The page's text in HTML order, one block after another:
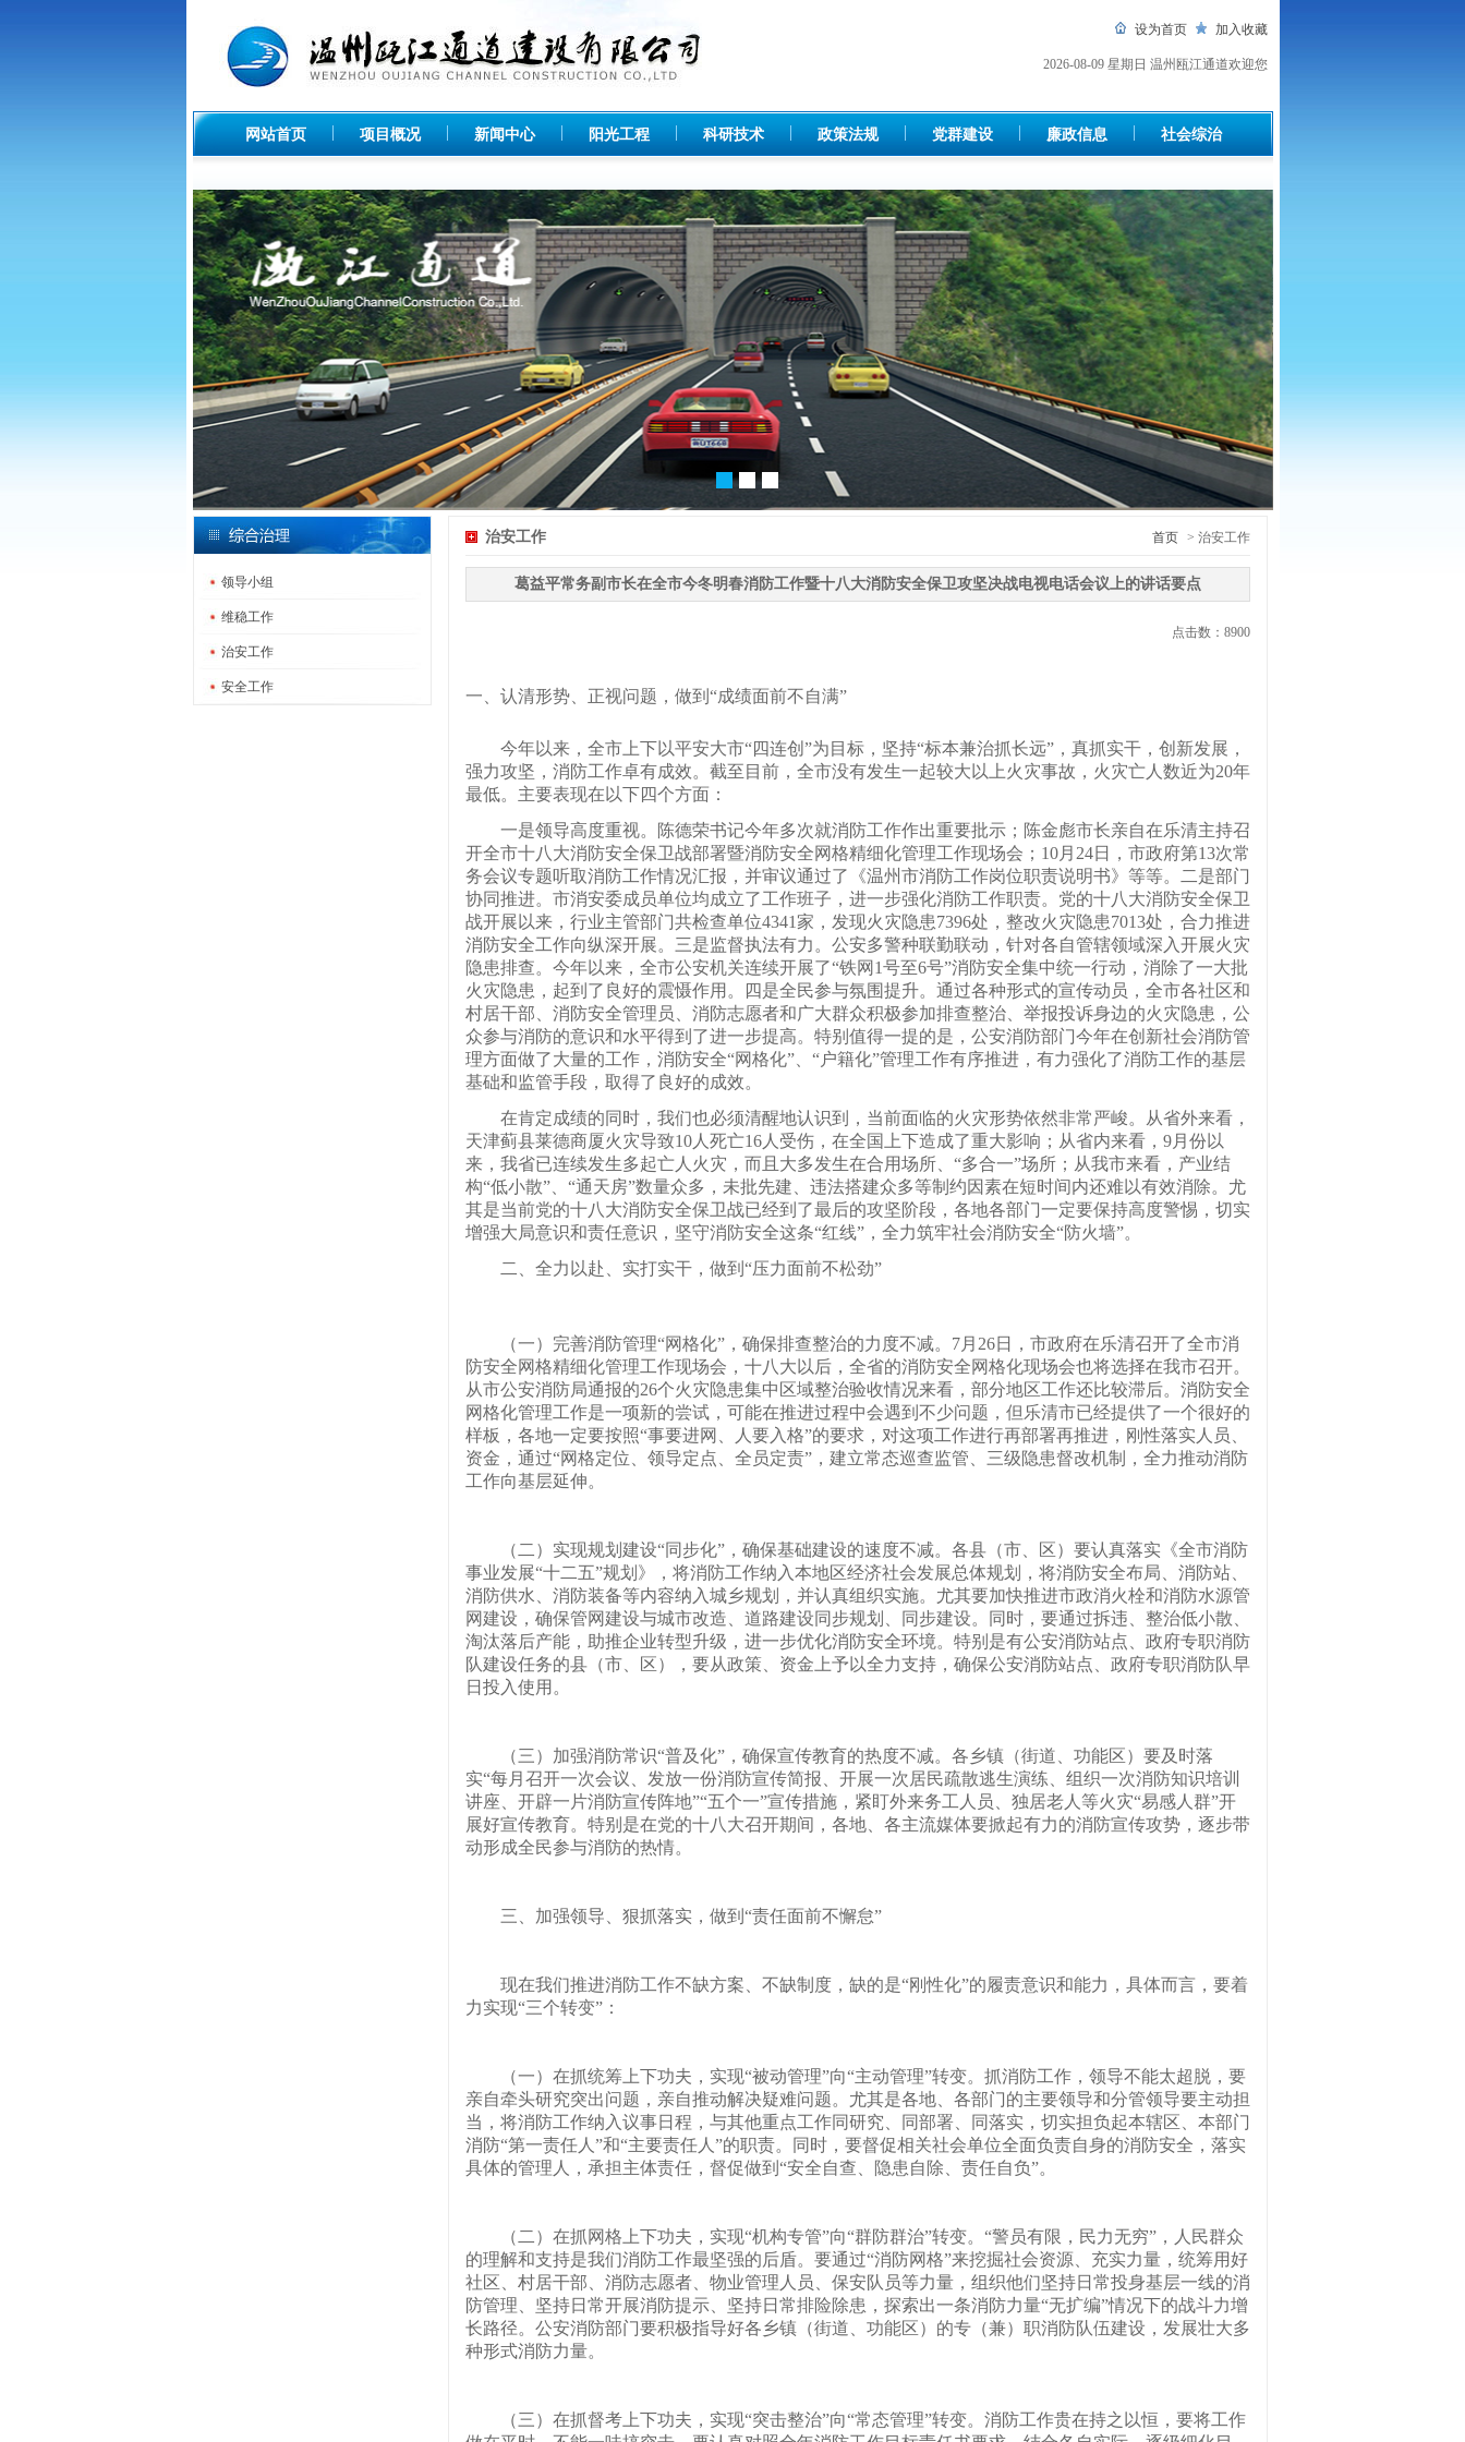
设为首页 加入收藏
2026-08-09 星期日 温州瓯江通道欢迎您
网站首页 项目概况 新闻中心 阳光工程 科研技术 政策法规 党群建设 廉政信息 社会综治
领导小组
维稳工作
治安工作
安全工作
治安工作 首页 > 治安工作
葛益平常务副市长在全市今冬明春消防工作暨十八大消防安全保卫攻坚决战电视电话会议上的讲话要点
点击数： 8900
一、认清形势、正视问题，做到“成绩面前不自满”
今年以来，全市上下以平安大市“四连创”为目标，坚持“标本兼治抓长远”，真抓实干，创新发展，
强力攻坚，消防工作卓有成效。截至目前，全市没有发生一起较大以上火灾事故，火灾亡人数近为20年
最低。主要表现在以下四个方面：
一是领导高度重视。陈德荣书记今年多次就消防工作作出重要批示；陈金彪市长亲自在乐清主持召
开全市十八大消防安全保卫战部署暨消防安全网格精细化管理工作现场会；10月24日，市政府第13次常
务会议专题听取消防工作情况汇报，并审议通过了《温州市消防工作岗位职责说明书》等等。二是部门
协同推进。市消安委成员单位均成立了工作班子，进一步强化消防工作职责。党的十八大消防安全保卫
战开展以来，行业主管部门共检查单位4341家，发现火灾隐患7396处，整改火灾隐患7013处，合力推进
消防安全工作向纵深开展。三是监督执法有力。公安多警种联勤联动，针对各自管辖领域深入开展火灾
隐患排查。今年以来，全市公安机关连续开展了“铁网1号至6号”消防安全集中统一行动，消除了一大批
火灾隐患，起到了良好的震慑作用。四是全民参与氛围提升。通过各种形式的宣传动员，全市各社区和
村居干部、消防安全管理员、消防志愿者和广大群众积极参加排查整治、举报投诉身边的火灾隐患，公
众参与消防的意识和水平得到了进一步提高。特别值得一提的是，公安消防部门今年在创新社会消防管
理方面做了大量的工作，消防安全“网格化”、“户籍化”管理工作有序推进，有力强化了消防工作的基层
基础和监管手段，取得了良好的成效。
在肯定成绩的同时，我们也必须清醒地认识到，当前面临的火灾形势依然非常严峻。从省外来看，
天津蓟县莱德商厦火灾导致10人死亡16人受伤，在全国上下造成了重大影响；从省内来看，9月份以
来，我省已连续发生多起亡人火灾，而且大多发生在合用场所、“多合一”场所；从我市来看，产业结
构“低小散”、“通天房”数量众多，未批先建、违法搭建众多等制约因素在短时间内还难以有效消除。尤
其是当前党的十八大消防安全保卫战已经到了最后的攻坚阶段，各地各部门一定要保持高度警惕，切实
增强大局意识和责任意识，坚守消防安全这条“红线”，全力筑牢社会消防安全“防火墙”。
二、全力以赴、实打实干，做到“压力面前不松劲”
（一）完善消防管理“网格化”，确保排查整治的力度不减。7月26日，市政府在乐清召开了全市消
防安全网格精细化管理工作现场会，十八大以后，全省的消防安全网格化现场会也将选择在我市召开。
从市公安消防局通报的26个火灾隐患集中区域整治验收情况来看，部分地区工作还比较滞后。消防安全
网格化管理工作是一项新的尝试，可能在推进过程中会遇到不少问题，但乐清市已经提供了一个很好的
样板，各地一定要按照“事要进网、人要入格”的要求，对这项工作进行再部署再推进，刚性落实人员、
资金，通过“网格定位、领导定点、全员定责”，建立常态巡查监管、三级隐患督改机制，全力推动消防
工作向基层延伸。
（二）实现规划建设“同步化”，确保基础建设的速度不减。各县（市、区）要认真落实《全市消防
事业发展“十二五”规划》，将消防工作纳入本地区经济社会发展总体规划，将消防安全布局、消防站、
消防供水、消防装备等内容纳入城乡规划，并认真组织实施。尤其要加快推进市政消火栓和消防水源管
网建设，确保管网建设与城市改造、道路建设同步规划、同步建设。同时，要通过拆违、整治低小散、
淘汰落后产能，助推企业转型升级，进一步优化消防安全环境。特别是有公安消防站点、政府专职消防
队建设任务的县（市、区），要从政策、资金上予以全力支持，确保公安消防站点、政府专职消防队早
日投入使用。
（三）加强消防常识“普及化”，确保宣传教育的热度不减。各乡镇（街道、功能区）要及时落
实“每月召开一次会议、发放一份消防宣传简报、开展一次居民疏散逃生演练、组织一次消防知识培训
讲座、开辟一片消防宣传阵地”“五个一”宣传措施，紧盯外来务工人员、独居老人等火灾“易感人群”开
展好宣传教育。特别是在党的十八大召开期间，各地、各主流媒体要掀起有力的消防宣传攻势，逐步带
动形成全民参与消防的热情。
三、加强领导、狠抓落实，做到“责任面前不懈怠”
现在我们推进消防工作不缺方案、不缺制度，缺的是“刚性化”的履责意识和能力，具体而言，要着
力实现“三个转变”：
（一）在抓统筹上下功夫，实现“被动管理”向“主动管理”转变。抓消防工作，领导不能太超脱，要
亲自牵头研究突出问题，亲自推动解决疑难问题。尤其是各地、各部门的主要领导和分管领导要主动担
当，将消防工作纳入议事日程，与其他重点工作同研究、同部署、同落实，切实担负起本辖区、本部门
消防“第一责任人”和“主要责任人”的职责。同时，要督促相关社会单位全面负责自身的消防安全，落实
具体的管理人，承担主体责任，督促做到“安全自查、隐患自除、责任自负”。
（二）在抓网格上下功夫，实现“机构专管”向“群防群治”转变。“警员有限，民力无穷”，人民群众
的理解和支持是我们消防工作最坚强的后盾。要通过“消防网格”来挖掘社会资源、充实力量，统筹用好
社区、村居干部、消防志愿者、物业管理人员、保安队员等力量，组织他们坚持日常投身基层一线的消
防管理、坚持日常开展消防提示、坚持日常排险除患，探索出一条消防力量“无扩编”情况下的战斗力增
长路径。公安消防部门要积极指导好各乡镇（街道、功能区）的专（兼）职消防队伍建设，发展壮大多
种形式消防力量。
（三）在抓督考上下功夫，实现“突击整治”向“常态管理”转变。消防工作贵在持之以恒，要将工作